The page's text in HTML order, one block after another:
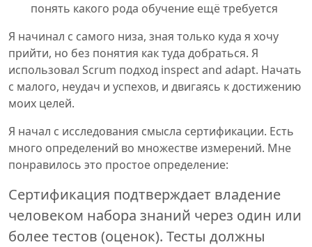
понять какого рода обучение ещё требуется
Я начинал с самого низа, зная только куда я хочу
прийти, но без понятия как туда добраться. Я
использовал Scrum подход inspect and adapt. Начать
с малого, неудач и успехов, и двигаясь к достижению
моих целей.
Я начал с исследования смысла сертификации. Есть
много определений во множестве измерений. Мне
понравилось это простое определение:
Сертификация подтверждает владение
человеком набора знаний через один или
более тестов (оценок). Тесты должны